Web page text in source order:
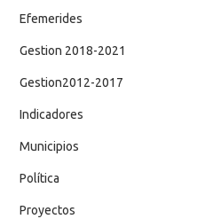
Efemerides
Gestion 2018-2021
Gestion2012-2017
Indicadores
Municipios
Política
Proyectos